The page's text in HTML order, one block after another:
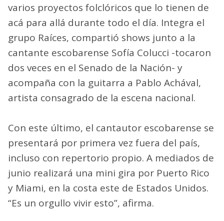
varios proyectos folclóricos que lo tienen de
acá para allá durante todo el día. Integra el
grupo Raíces, compartió shows junto a la
cantante escobarense Sofía Colucci -tocaron
dos veces en el Senado de la Nación- y
acompaña con la guitarra a Pablo Achával,
artista consagrado de la escena nacional.
Con este último, el cantautor escobarense se
presentará por primera vez fuera del país,
incluso con repertorio propio. A mediados de
junio realizará una mini gira por Puerto Rico
y Miami, en la costa este de Estados Unidos.
“Es un orgullo vivir esto”, afirma.